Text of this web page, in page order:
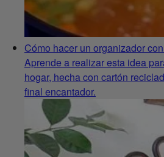
Cómo hacer un organizador
Aprende a realizar esta idea
hogar, hecha con cartón
final encantador.